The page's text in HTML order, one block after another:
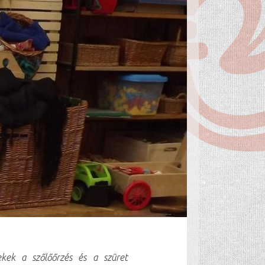
a szőlőőrzés és a szüret